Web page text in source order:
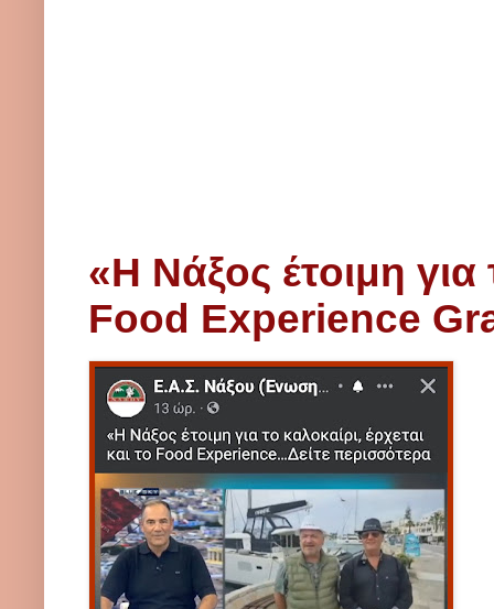
«Η Νάξος έτοιμη για
Food Experience